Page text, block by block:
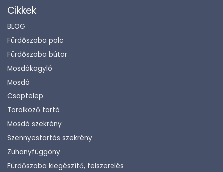
Cikkek
BLOG
Fürdőszoba polc
Fürdőszoba bútor
Mosdókagyló
Mosdó
Csaptelep
Törölköző tartó
Mosdó szekrény
Szennyestartós szekrény
Zuhanyfüggöny
Fürdőszoba kiegészítő, felszerelés